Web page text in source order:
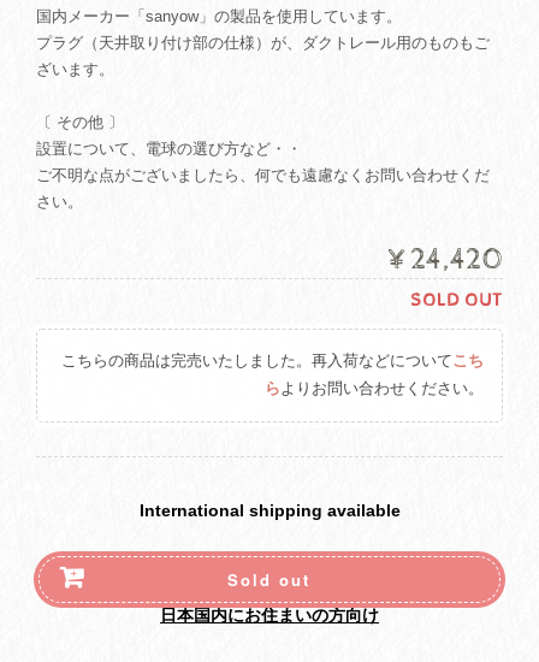
国内メーカー「sanyow」の製品を使用しています。
プラグ（天井取り付け部の仕様）が、ダクトレール用のものもご
ざいます。
〔 その他 〕
設置について、電球の選び方など・・
ご不明な点がございましたら、何でも遠慮なくお問い合わせくだ
さい。
¥24,420
SOLD OUT
こちらの商品は完売いたしました。再入荷などについてこち
らよりお問い合わせください。
International shipping available
Sold out
日本国内にお住まいの方向け